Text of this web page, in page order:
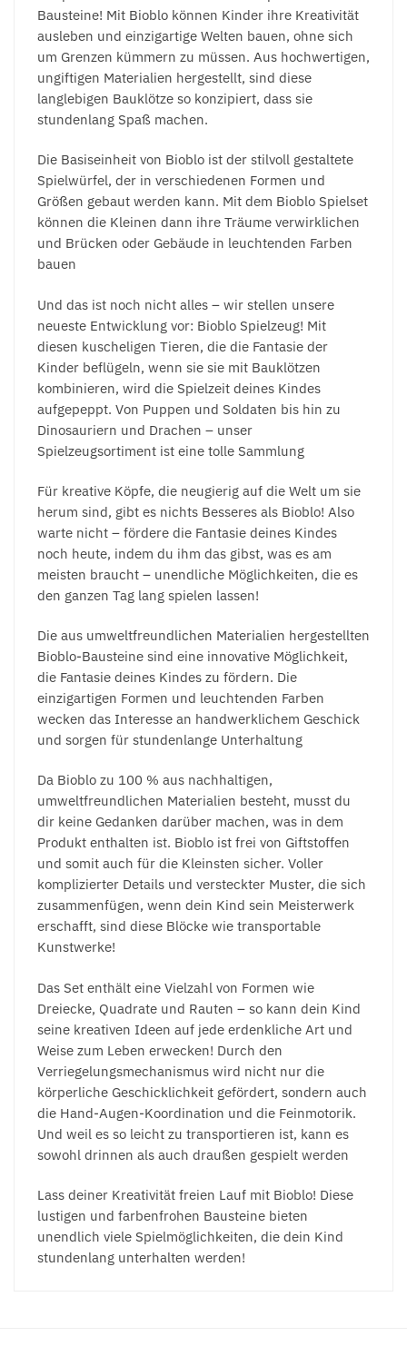
Bausteine! Mit Bioblo können Kinder ihre Kreativität
ausleben und einzigartige Welten bauen, ohne sich
um Grenzen kümmern zu müssen. Aus hochwertigen,
ungiftigen Materialien hergestellt, sind diese
langlebigen Bauklötze so konzipiert, dass sie
stundenlang Spaß machen.
Die Basiseinheit von Bioblo ist der stilvoll gestaltete
Spielwürfel, der in verschiedenen Formen und
Größen gebaut werden kann. Mit dem Bioblo Spielset
können die Kleinen dann ihre Träume verwirklichen
und Brücken oder Gebäude in leuchtenden Farben
bauen
Und das ist noch nicht alles – wir stellen unsere
neueste Entwicklung vor: Bioblo Spielzeug! Mit
diesen kuscheligen Tieren, die die Fantasie der
Kinder beflügeln, wenn sie sie mit Bauklötzen
kombinieren, wird die Spielzeit deines Kindes
aufgepeppt. Von Puppen und Soldaten bis hin zu
Dinosauriern und Drachen – unser
Spielzeugsortiment ist eine tolle Sammlung
Für kreative Köpfe, die neugierig auf die Welt um sie
herum sind, gibt es nichts Besseres als Bioblo! Also
warte nicht – fördere die Fantasie deines Kindes
noch heute, indem du ihm das gibst, was es am
meisten braucht – unendliche Möglichkeiten, die es
den ganzen Tag lang spielen lassen!
Die aus umweltfreundlichen Materialien hergestellten
Bioblo-Bausteine sind eine innovative Möglichkeit,
die Fantasie deines Kindes zu fördern. Die
einzigartigen Formen und leuchtenden Farben
wecken das Interesse an handwerklichem Geschick
und sorgen für stundenlange Unterhaltung
Da Bioblo zu 100 % aus nachhaltigen,
umweltfreundlichen Materialien besteht, musst du
dir keine Gedanken darüber machen, was in dem
Produkt enthalten ist. Bioblo ist frei von Giftstoffen
und somit auch für die Kleinsten sicher. Voller
komplizierter Details und versteckter Muster, die sich
zusammenfügen, wenn dein Kind sein Meisterwerk
erschafft, sind diese Blöcke wie transportable
Kunstwerke!
Das Set enthält eine Vielzahl von Formen wie
Dreiecke, Quadrate und Rauten – so kann dein Kind
seine kreativen Ideen auf jede erdenkliche Art und
Weise zum Leben erwecken! Durch den
Verriegelungsmechanismus wird nicht nur die
körperliche Geschicklichkeit gefördert, sondern auch
die Hand-Augen-Koordination und die Feinmotorik.
Und weil es so leicht zu transportieren ist, kann es
sowohl drinnen als auch draußen gespielt werden
Lass deiner Kreativität freien Lauf mit Bioblo! Diese
lustigen und farbenfrohen Bausteine bieten
unendlich viele Spielmöglichkeiten, die dein Kind
stundenlang unterhalten werden!